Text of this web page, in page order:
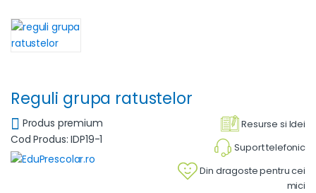
Reguli grupa ratustelor
Resurse si Idei
Suport telefonic
Din dragoste pentru cei
mici
Produs premium
Cod Produs: IDP19-1